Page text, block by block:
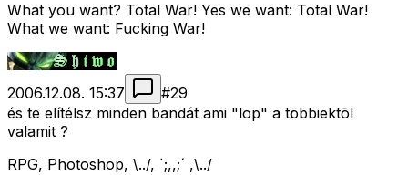
What you want? Total War! Yes we want: Total War!
What we want: Fucking War!
2006.12.08. 15:37 #29
és te elítélsz minden bandát ami "lop" a többiektõl
valamit ?
RPG, Photoshop, \../, `;,,;´ ,\../